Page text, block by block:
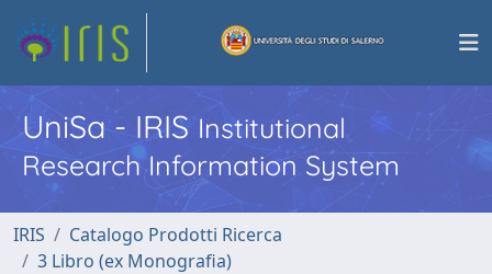
UniSa - IRISInstitutional
Research Information System
IRIS
Catalogo Prodotti Ricerca
3 Libro (ex Monografia)